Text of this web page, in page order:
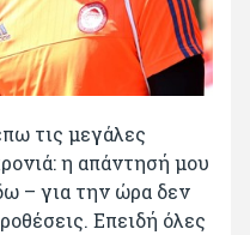
τις μεγάλες
η απάντησή μου
– για την ώρα δεν
Επειδή όλες